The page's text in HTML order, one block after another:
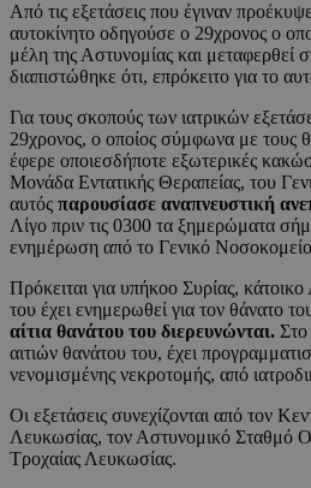
Από τις εξετάσεις που έγιναν
αυτοκίνητο οδηγούσε ο 29χρονος ο
μέλη της Αστυνομίας και μεταφερθεί
διαπιστώθηκε ότι, επρόκειτο για το
Για τους σκοπούς των ιατρικών
29χρονος, ο οποίος σύμφωνα με τους
έφερε οποιεσδήποτε εξωτερικές
Μονάδα Εντατικής Θεραπείας, του
αυτός παρουσίασε αναπνευστική
Λίγο πριν τις 0300 τα ξημερώματα
ενημέρωση από το Γενικό
Πρόκειται για υπήκοο Συρίας,
του έχει ενημερωθεί για τον θάνατο
αίτια θανάτου του διερευνώνται. Στο
αιτιών θανάτου του, έχει
νενομισμένης νεκροτομής, από
Οι εξετάσεις συνεχίζονται από τον
Λευκωσίας, τον Αστυνομικό Σταθμό
Τροχαίας Λευκωσίας.